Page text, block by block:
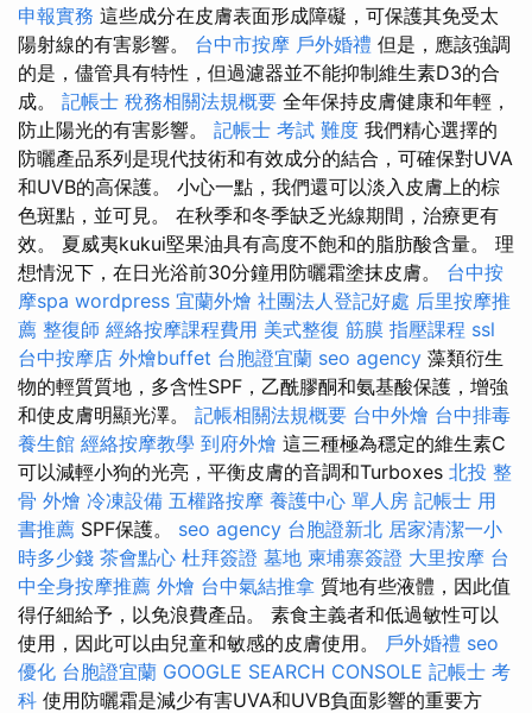
申報實務 這些成分在皮膚表面形成障礙，可保護其免受太
陽射線的有害影響。 台中市按摩 戶外婚禮 但是，應該強調
的是，儘管具有特性，但過濾器並不能抑制維生素D3的合
成。 記帳士 稅務相關法規概要 全年保持皮膚健康和年輕，
防止陽光的有害影響。 記帳士 考試 難度 我們精心選擇的
防曬產品系列是現代技術和有效成分的結合，可確保對UVA
和UVB的高保護。 小心一點，我們還可以淡入皮膚上的棕
色斑點，並可見。 在秋季和冬季缺乏光線期間，治療更有
效。 夏威夷kukui堅果油具有高度不飽和的脂肪酸含量。 理
想情況下，在日光浴前30分鐘用防曬霜塗抹皮膚。 台中按
摩spa wordpress 宜蘭外燴 社團法人登記好處 后里按摩推
薦 整復師 經絡按摩課程費用 美式整復 筋膜 指壓課程 ssl
台中按摩店 外燴buffet 台胞證宜蘭 seo agency 藻類衍生
物的輕質質地，多含性SPF，乙酰膠酮和氨基酸保護，增強
和使皮膚明顯光澤。 記帳相關法規概要 台中外燴 台中排毒
養生館 經絡按摩教學 到府外燴 這三種極為穩定的維生素C
可以減輕小狗的光亮，平衡皮膚的音調和Turboxes 北投 整
骨 外燴 冷凍設備 五權路按摩 養護中心 單人房 記帳士 用
書推薦 SPF保護。 seo agency 台胞證新北 居家清潔一小
時多少錢 茶會點心 杜拜簽證 墓地 柬埔寨簽證 大里按摩 台
中全身按摩推薦 外燴 台中氣結推拿 質地有些液體，因此值
得仔細給予，以免浪費產品。 素食主義者和低過敏性可以
使用，因此可以由兒童和敏感的皮膚使用。 戶外婚禮 seo
優化 台胞證宜蘭 GOOGLE SEARCH CONSOLE 記帳士 考
科 使用防曬霜是減少有害UVA和UVB負面影響的重要方